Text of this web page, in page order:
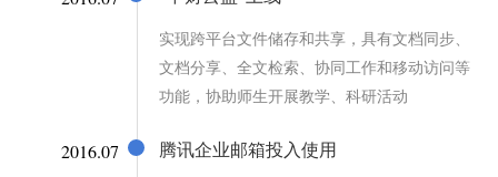
实现跨平台文件储存和共享，具有文档同步、
文档分享、全文检索、协同工作和移动访问等
功能，协助师生开展教学、科研活动
2016.07 腾讯企业邮箱投入使用